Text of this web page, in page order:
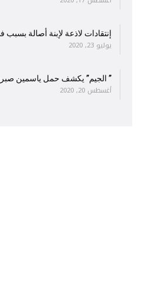
إنتقادات لاذعة لإبنة أصالة
يوليو 23, 2020
” الجيم” يكشف حمل ياسمين
أغسطس 20, 2020